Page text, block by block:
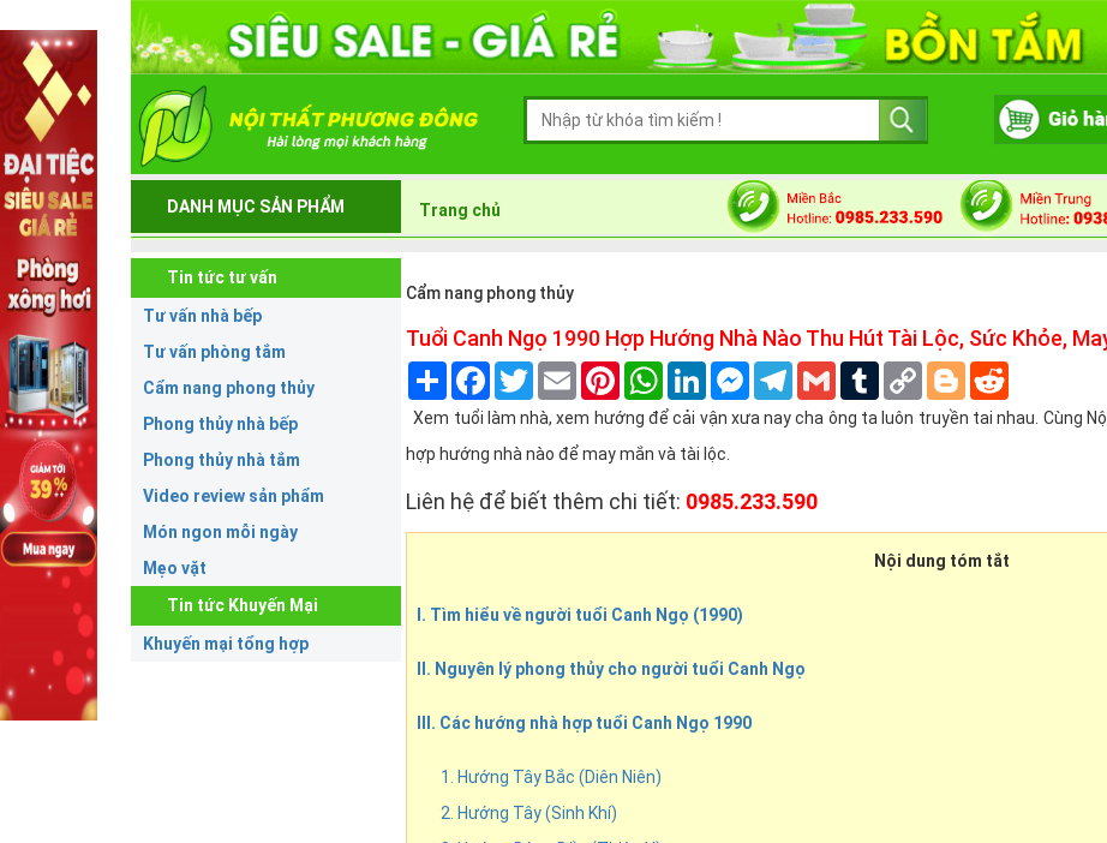
DANH MỤC SẢN PHẨM Trang chủ
Tin tức tư vấn
Tư vấn nhà bếp
Tư vấn phòng tắm
Cẩm nang phong thủy
Phong thủy nhà bếp
Phong thủy nhà tắm
Video review sản phẩm
Món ngon mỗi ngày
Mẹo vặt
Tin tức Khuyến Mại
Khuyến mại tổng hợp
Cẩm nang phong thủy
Tuổi Canh Ngọ 1990 Hợp Hướng Nhà Nào Thu Hút Tài Lộc, Sức Khỏe,
Share FacebookTwitterEmail PinterestWhatsAppLinkedInMessengerTelegram
Gmail TumblrCopy
Link
Blogger
Xem tuổi làm nhà, xem hướng để cải vận xưa nay cha ông ta luôn truyền tai nhau. Cùng
hợp hướng nhà nào để may mắn và tài lộc.
Liên hệ để biết thêm chi tiết: 0985.233.590
Nội dung tóm tắt
I. Tìm hiểu về người tuổi Canh Ngọ (1990)
II. Nguyên lý phong thủy cho người tuổi Canh Ngọ
III. Các hướng nhà hợp tuổi Canh Ngọ 1990
1. Hướng Tây Bắc (Diên Niên)
2. Hướng Tây (Sinh Khí)